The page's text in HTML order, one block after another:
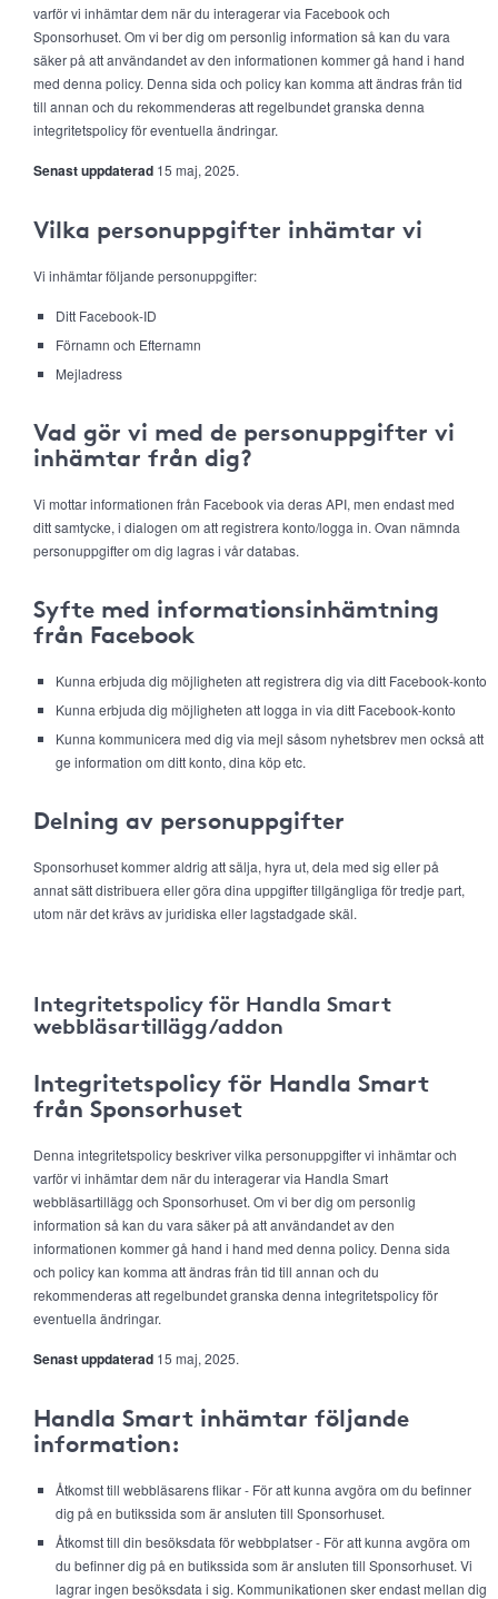
varför vi inhämtar dem när du interagerar via Facebook och
Sponsorhuset. Om vi ber dig om personlig information så kan du vara
säker på att användandet av den informationen kommer gå hand i hand
med denna policy. Denna sida och policy kan komma att ändras från tid
till annan och du rekommenderas att regelbundet granska denna
integritetspolicy för eventuella ändringar.
Senast uppdaterad 15 maj, 2025.
Vilka personuppgifter inhämtar vi
Vi inhämtar följande personuppgifter:
Ditt Facebook-ID
Förnamn och Efternamn
Mejladress
Vad gör vi med de personuppgifter vi
inhämtar från dig?
Vi mottar informationen från Facebook via deras API, men endast med
ditt samtycke, i dialogen om att registrera konto/logga in. Ovan nämnda
personuppgifter om dig lagras i vår databas.
Syfte med informationsinhämtning
från Facebook
Kunna erbjuda dig möjligheten att registrera dig via ditt Facebook-konto
Kunna erbjuda dig möjligheten att logga in via ditt Facebook-konto
Kunna kommunicera med dig via mejl såsom nyhetsbrev men också att
ge information om ditt konto, dina köp etc.
Delning av personuppgifter
Sponsorhuset kommer aldrig att sälja, hyra ut, dela med sig eller på
annat sätt distribuera eller göra dina uppgifter tillgängliga för tredje part,
utom när det krävs av juridiska eller lagstadgade skäl.
Integritetspolicy för Handla Smart
webbläsartillägg/addon
Integritetspolicy för Handla Smart
från Sponsorhuset
Denna integritetspolicy beskriver vilka personuppgifter vi inhämtar och
varför vi inhämtar dem när du interagerar via Handla Smart
webbläsartillägg och Sponsorhuset. Om vi ber dig om personlig
information så kan du vara säker på att användandet av den
informationen kommer gå hand i hand med denna policy. Denna sida
och policy kan komma att ändras från tid till annan och du
rekommenderas att regelbundet granska denna integritetspolicy för
eventuella ändringar.
Senast uppdaterad 15 maj, 2025.
Handla Smart inhämtar följande
information:
Åtkomst till webbläsarens flikar - För att kunna avgöra om du befinner
dig på en butikssida som är ansluten till Sponsorhuset.
Åtkomst till din besöksdata för webbplatser - För att kunna avgöra om
du befinner dig på en butikssida som är ansluten till Sponsorhuset. Vi
lagrar ingen besöksdata i sig. Kommunikationen sker endast mellan dig